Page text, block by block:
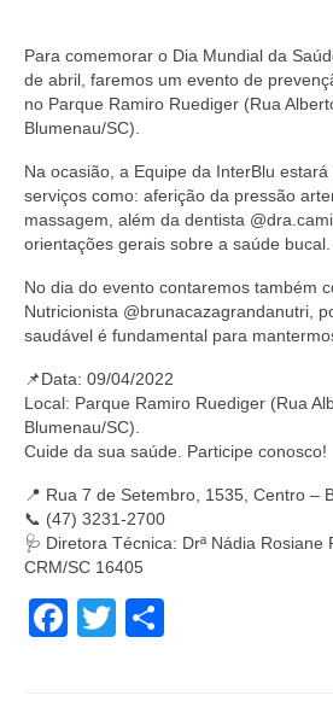
Para comemorar o Dia Mundial da
de abril, faremos um evento de
no Parque Ramiro Ruediger (Rua
Blumenau/SC).
Na ocasião, a Equipe da InterBlu
serviços como: aferição da pressão
massagem, além da dentista
orientações gerais sobre a saúde bucal.
No dia do evento contaremos também
Nutricionista @brunacazagrandanutri,
saudável é fundamental para
📌Data: 09/04/2022
Local: Parque Ramiro Ruediger (Rua
Blumenau/SC).
Cuide da sua saúde. Participe conosco!
📍 Rua 7 de Setembro, 1535, Centro –
📞 (47) 3231-2700
🩺 Diretora Técnica: Drª Nádia Rosiane
CRM/SC 16405
Facebook
Twitter